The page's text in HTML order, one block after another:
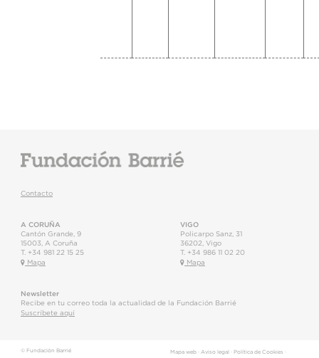
Contacto
A CORUÑA
Cantón Grande, 9
15003
A Coruña
T. +34 981 22 15 25
Mapa
VIGO
Policarpo Sanz, 31
36202 Vigo
T. +34 986 11 02 20
Mapa
Newsletter
Recibe en tu correo toda la actualidad de la Fundación Barrié
Suscríbete aquí
© Fundación Barrié Mapa web· Aviso legal · Política de Cookies ·